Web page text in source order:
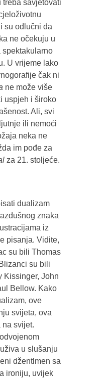
treba savjetovati
su odlučni da
ne očekuju u
U vrijeme lako
čak ni
ne može više
uspjeh i široko
Ali, svi
ili nemoći
neka ne
im pođe za
za 21. stoljeće.
dualizam
znaka
iz
pisanja. Vidite,
su bili Thomas
su bili
Kissinger, John
Bellow. Kako
ove
svijeta, ova
na svijet.
u slušanju
džentlmen sa
ironiju, uvijek